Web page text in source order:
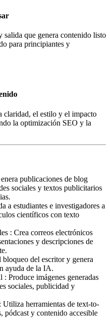
salida que genera contenido listo
para principiantes y
claridad, el estilo y el impacto
la optimización SEO y la
publicaciones de blog
sociales y textos publicitarios
a estudiantes e investigadores a
científicos con texto
: Crea correos electrónicos
y descripciones de
bloqueo del escritor y genera
ayuda de la IA.
: Produce imágenes generadas
sociales, publicidad y
: Utiliza herramientas de text-to-
pódcast y contenido accesible